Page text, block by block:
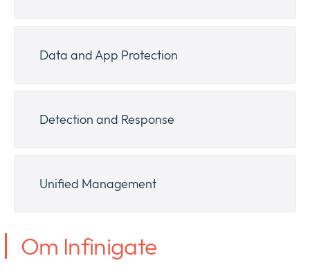
Data and App Protection
Detection and Response
Unified Management
Om Infinigate